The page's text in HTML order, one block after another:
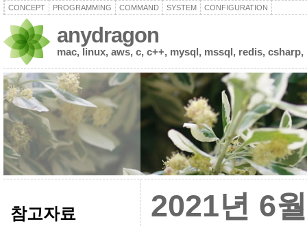
CONCEPT PROGRAMMING COMMAND SYSTEM CONFIGURATION
anydragon
mac, linux, aws, c, c++, mysql, mssql, redis,
참고자료
2021년 6